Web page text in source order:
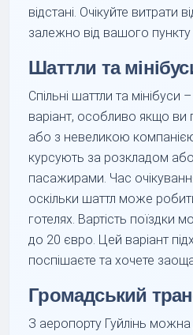
відстані. Очікуйте витрати
залежно від вашого пункту
Шаттли та
Спільні шаттли та мінібуси
варіант, особливо якщо
або з невеликою
курсують за розкладом
пасажирами. Час
оскільки шаттл може
готелях. Вартість поїздки
до 20 євро. Цей варіант
поспішаєте та хочете
Громадський
З аеропорту Гуйлінь можна